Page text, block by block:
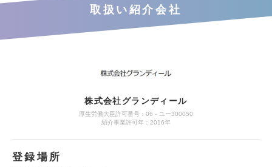
取扱い紹介会社
株式会社グランディール
厚生労働大臣許可番号：06－ユー300050
紹介事業許可年：2016年
登録場所